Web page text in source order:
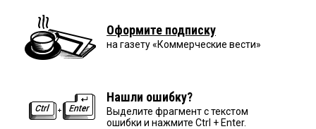
Оформите подписку
на газету «Коммерческие вести»
Нашли ошибку?
Выделите фрагмент с текстом
ошибки и нажмите Ctrl + Enter.